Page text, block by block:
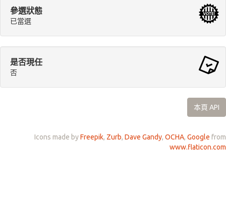
參選狀態
已當選
是否現任
否
本頁 API
Icons made byFreepik, Zurb, Dave Gandy, OCHA, Google from
www.flaticon.com